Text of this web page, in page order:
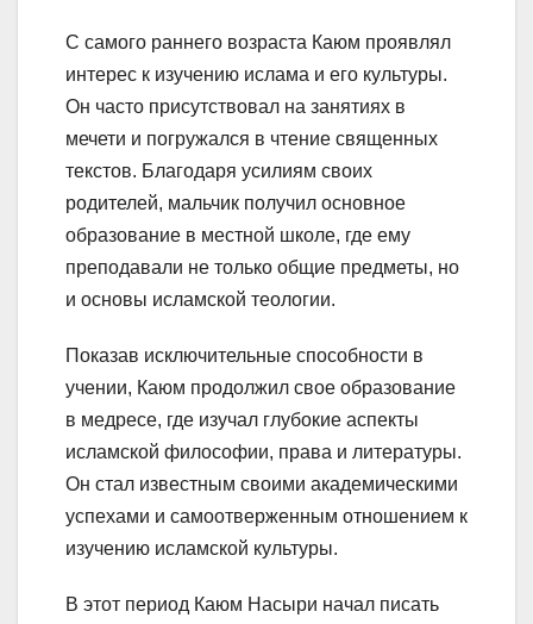
С самого раннего возраста Каюм проявлял
интерес к изучению ислама и его культуры.
Он часто присутствовал на занятиях в
мечети и погружался в чтение священных
текстов. Благодаря усилиям своих
родителей, мальчик получил основное
образование в местной школе, где ему
преподавали не только общие предметы, но
и основы исламской теологии.
Показав исключительные способности в
учении, Каюм продолжил свое образование
в медресе, где изучал глубокие аспекты
исламской философии, права и литературы.
Он стал известным своими академическими
успехами и самоотверженным отношением к
изучению исламской культуры.
В этот период Каюм Насыри начал писать